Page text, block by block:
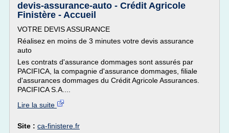
devis-assurance-auto - Crédit Agricole
Finistère - Accueil
VOTRE DEVIS ASSURANCE
Réalisez en moins de 3 minutes votre devis assurance
auto
Les contrats d'assurance dommages sont assurés par
PACIFICA, la compagnie d'assurance dommages, filiale
d'assurances dommages du Crédit Agricole Assurances.
PACIFICA S.A....
Lire la suite
Site : ca-finistere.fr